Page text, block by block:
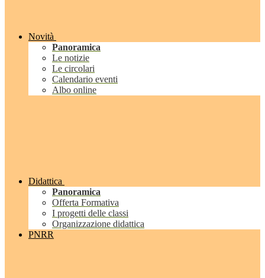
Novità
Panoramica
Le notizie
Le circolari
Calendario eventi
Albo online
Didattica
Panoramica
Offerta Formativa
I progetti delle classi
Organizzazione didattica
PNRR